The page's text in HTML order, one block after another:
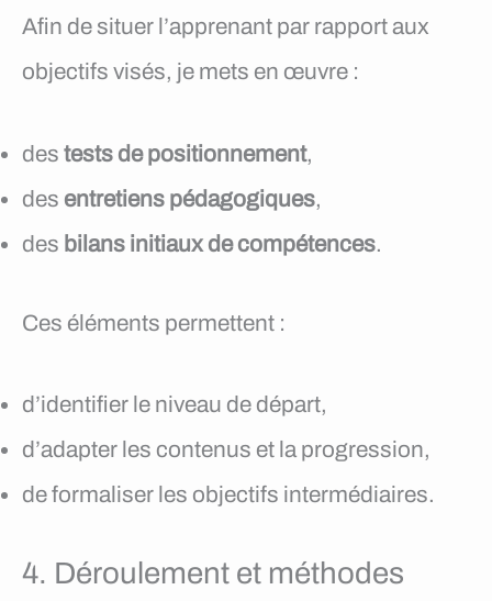
Afin de situer l’apprenant par rapport aux
objectifs visés, je mets en œuvre :
des tests de positionnement,
des entretiens pédagogiques,
des bilans initiaux de compétences.
Ces éléments permettent :
d’identifier le niveau de départ,
d’adapter les contenus et la progression,
de formaliser les objectifs intermédiaires.
4. Déroulement et méthodes